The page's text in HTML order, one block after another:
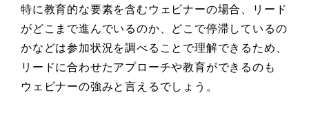
特に教育的な要素を含むウェビナーの場合、リード
がどこまで進んでいるのか、どこで停滞しているの
かなどは参加状況を調べることで理解できるため、
リードに合わせたアプローチや教育ができるのも
ウェビナーの強みと言えるでしょう。